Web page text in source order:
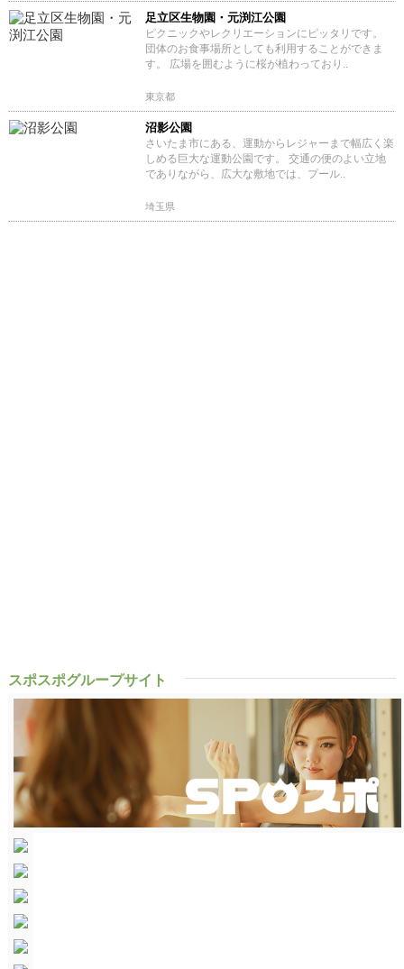
足立区生物園・元渕江公園
ピクニックやレクリエーションにピッタリです。
団体のお食事場所としても利用することができま
す。 広場を囲むように桜が植わっており..
東京都
沼影公園
さいたま市にある、運動からレジャーまで幅広く楽
しめる巨大な運動公園です。 交通の便のよい立地
でありながら、広大な敷地では、プール..
埼玉県
スポスポグループサイト